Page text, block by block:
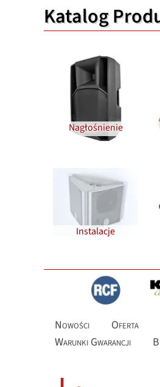
Katalog
Nagłośnienie
Instalacje
Nowości Oferta
Warunki Gwarancji